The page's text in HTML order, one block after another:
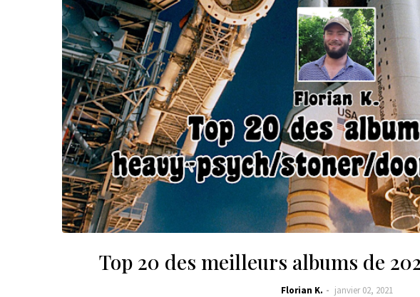
Top 20 des meilleurs albums de
Florian K. janvier 02, 2021